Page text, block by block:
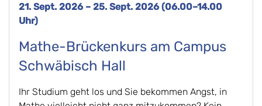
21. Sept. 2026 – 25. Sept. 2026 (06.00–14.00
Uhr)
Mathe-Brückenkurs am Campus
Schwäbisch Hall
Ihr Studium geht los und Sie bekommen Angst, in